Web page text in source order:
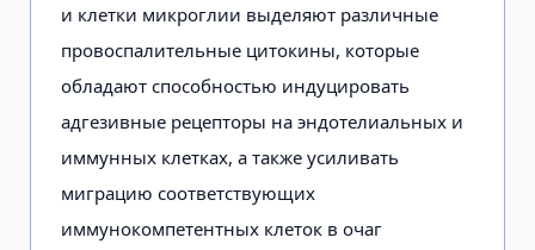
и клетки микроглии выделяют различные
провоспалительные цитокины, которые
обладают способностью индуцировать
адгезивные рецепторы на эндотелиальных и
иммунных клетках, а также усиливать
миграцию соответствующих
иммунокомпетентных клеток в очаг